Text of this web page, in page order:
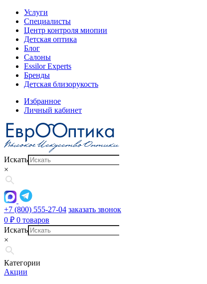
Услуги
Специалисты
Центр контроля миопии
Детская оптика
Блог
Салоны
Essilor Experts
Бренды
Детская близорукость
Избранное
Личный кабинет
Искать
×
+7 (800) 555-27-04 заказать звонок
0 ₽ 0 товаров
Искать
×
Категории
Акции